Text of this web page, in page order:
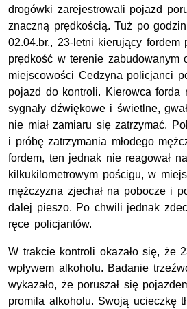
drogówki zarejestrowali pojazd
znaczną prędkością. Tuż po
02.04.br., 23-letni kierujący fordem
prędkość w terenie zabudowanym
miejscowości Cedzyna policjanci
pojazd do kontroli. Kierowca forda
sygnały dźwiękowe i świetlne,
nie miał zamiaru się zatrzymać.
i próbę zatrzymania młodego
fordem, ten jednak nie reagował
kilkukilometrowym pościgu, w
mężczyzna zjechał na pobocze i
dalej pieszo. Po chwili jednak
ręce policjantów.
W trakcie kontroli okazało się, że
wpływem alkoholu. Badanie
wykazało, że poruszał się
promila alkoholu. Swoją ucieczkę